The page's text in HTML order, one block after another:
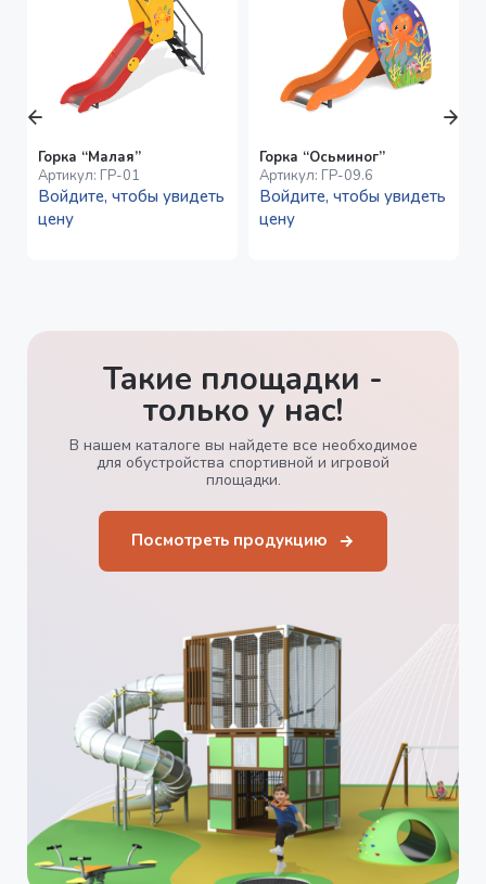
Горка “Малая”
Артикул: ГР-01
Войдите, чтобы увидеть
цену
Горка “Осьминог”
Артикул: ГР-09.6
Войдите, чтобы увидеть
цену
Такие площадки -
только у нас!
В нашем каталоге вы найдете все необходимое
для обустройства спортивной и игровой
площадки.
Посмотреть продукцию